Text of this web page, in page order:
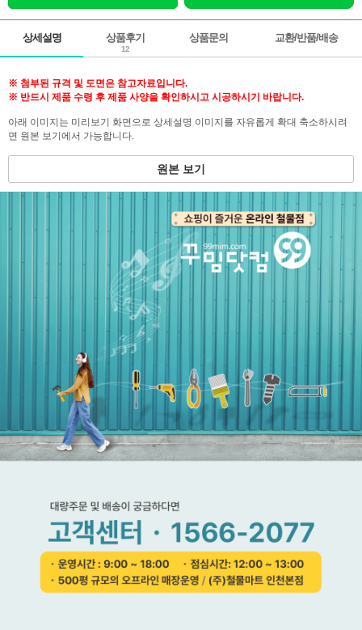
상세설명 상품후기
12
상품문의 교환/반품/배송
※ 첨부된 규격 및 도면은 참고자료입니다.
※ 반드시 제품 수령 후 제품 사양을 확인하시고 시공하시기 바랍니다.
아래 이미지는 미리보기 화면으로 상세설명 이미지를 자유롭게 확대 축소하시려
면 원본 보기에서 가능합니다.
원본 보기